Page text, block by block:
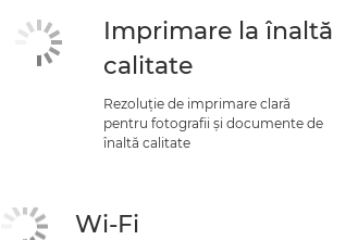
Imprimare la înaltă
calitate
Rezoluţie de imprimare clară
pentru fotografii şi documente de
înaltă calitate
Wi-Fi